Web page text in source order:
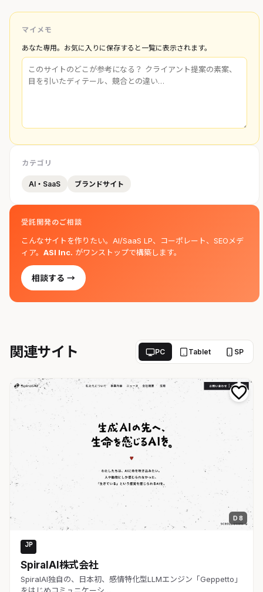
マイメモ
あなた専用。お気に入りに保存すると一覧に表示されます。
カテゴリ
AI・SaaS ブランドサイト
受託開発のご相談
こんなサイトを作りたい。AI/SaaS LP、コーポレート、SEOメデ
ィア。 ASI Inc. がワンストップで構築します。
相談する →
関連サイト PC Tablet SP
D 8
JP
SpiralAI株式会社
SpiralAI独自の、日本初、感情特化型LLMエンジン「Geppetto」